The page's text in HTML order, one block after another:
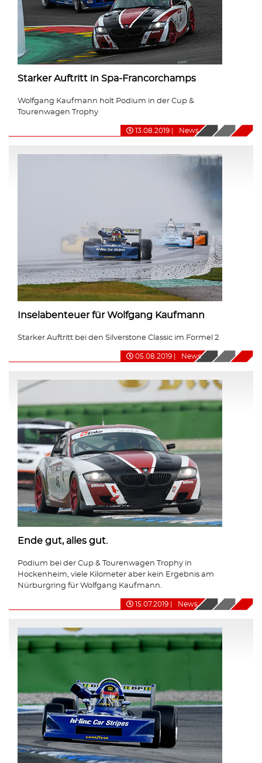
Starker Auftritt in Spa-Francorchamps
Wolfgang Kaufmann holt Podium in der Cup &
Tourenwagen Trophy
13.08.2019 News
Inselabenteuer für Wolfgang Kaufmann
Starker Auftritt bei den Silverstone Classic im Formel 2
05.08.2019 News
Ende gut, alles gut.
Podium bei der Cup & Tourenwagen Trophy in
Hockenheim, viele Kilometer aber kein Ergebnis am
Nürburgring für Wolfgang Kaufmann.
15.07.2019 News